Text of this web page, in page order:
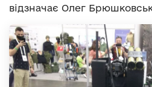
відзначає Олег